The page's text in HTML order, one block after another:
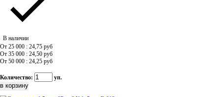
В наличии
От 25 000 : 24,75 руб
От 35 000 : 24,50 руб
От 50 000 : 24,25 руб
Количество: уп.